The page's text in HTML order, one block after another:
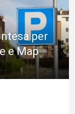
per
e Map